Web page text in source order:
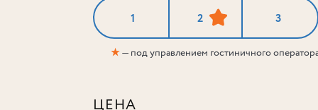
1 2 3
★— под управлением гостиничного
ЦЕНА